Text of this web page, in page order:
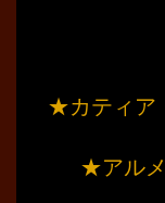
★カティア
★アル